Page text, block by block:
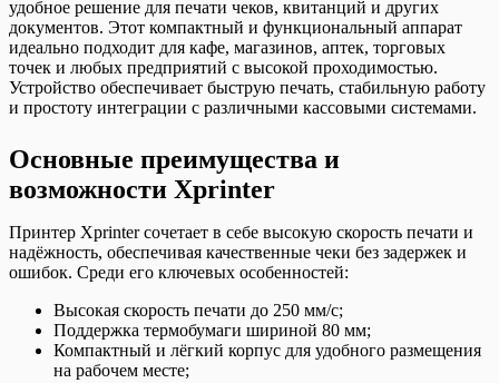
удобное решение для печати чеков, квитанций и других
документов. Этот компактный и функциональный аппарат
идеально подходит для кафе, магазинов, аптек, торговых
точек и любых предприятий с высокой проходимостью.
Устройство обеспечивает быструю печать, стабильную работу
и простоту интеграции с различными кассовыми системами.
Основные преимущества и
возможности Xprinter
Принтер Xprinter сочетает в себе высокую скорость печати и
надёжность, обеспечивая качественные чеки без задержек и
ошибок. Среди его ключевых особенностей:
Высокая скорость печати до 250 мм/с;
Поддержка термобумаги шириной 80 мм;
Компактный и лёгкий корпус для удобного размещения
на рабочем месте;